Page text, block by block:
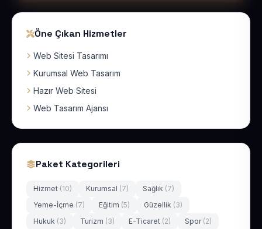
Öne Çıkan Hizmetler
Web Sitesi Tasarımı
Kurumsal Web Tasarım
Hazır Web Sitesi
Web Tasarım Ajansı
Paket Kategorileri
Hizmet (10) Kurumsal (7) Sağlık (7)
Yeme-İçme (7) Eğitim (5) Güzellik (3)
Hukuk (3) Turizm (3) E-Ticaret (2) Spor (2)